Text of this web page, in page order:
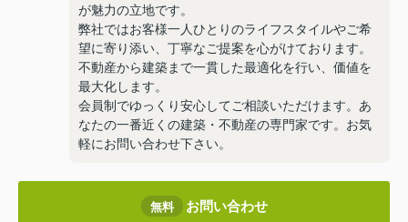
が魅力の立地です。
弊社ではお客様一人ひとりのライフスタイルやご希
望に寄り添い、丁寧なご提案を心がけております。
不動産から建築まで一貫した最適化を行い、価値を
最大化します。
会員制でゆっくり安心してご相談いただけます。あ
なたの一番近くの建築・不動産の専門家です。お気
軽にお問い合わせ下さい。
無料 お問い合わせ